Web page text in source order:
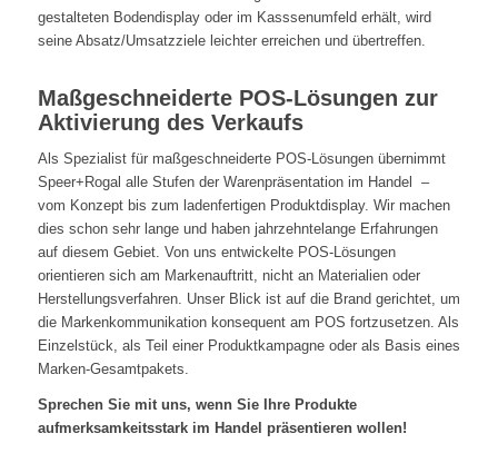
gestalteten Bodendisplay oder im Kasssenumfeld erhält, wird
seine Absatz/Umsatzziele leichter erreichen und übertreffen.
Maßgeschneiderte POS-Lösungen zur
Aktivierung des Verkaufs
Als Spezialist für maßgeschneiderte POS-Lösungen übernimmt
Speer+Rogal alle Stufen der Warenpräsentation im Handel –
vom Konzept bis zum ladenfertigen Produktdisplay. Wir machen
dies schon sehr lange und haben jahrzehntelange Erfahrungen
auf diesem Gebiet. Von uns entwickelte POS-Lösungen
orientieren sich am Markenauftritt, nicht an Materialien oder
Herstellungsverfahren. Unser Blick ist auf die Brand gerichtet, um
die Markenkommunikation konsequent am POS fortzusetzen. Als
Einzelstück, als Teil einer Produktkampagne oder als Basis eines
Marken-Gesamtpakets.
Sprechen Sie mit uns, wenn Sie Ihre Produkte
aufmerksamkeitsstark im Handel präsentieren wollen!